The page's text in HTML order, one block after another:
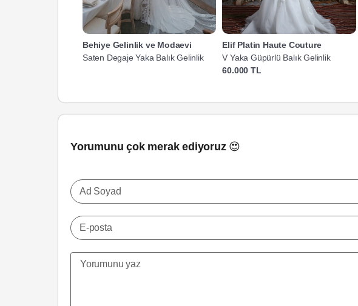
Behiye Gelinlik ve Modaevi
Saten Degaje Yaka Balık Gelinlik
Elif Platin Haute Couture
V Yaka Güpürlü Balık Gelinlik
60.000 TL
Yorumunu çok merak ediyoruz 😍
Ad Soyad
E-posta